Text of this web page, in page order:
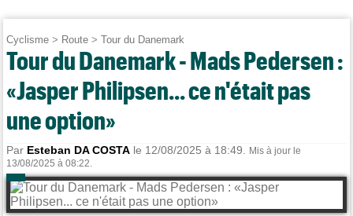
Cyclisme > Route >Tour du Danemark
Tour du Danemark - Mads Pedersen :
«Jasper Philipsen... ce n'était pas
une option»
Par Esteban DA COSTA le 12/08/2025 à 18:49.
Mis à jour le
13/08/2025 à 08:22.